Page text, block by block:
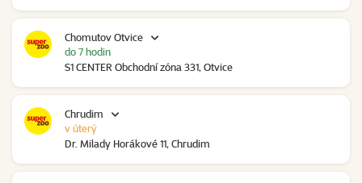
Chomutov Otvice
S1 CENTER Obchodní zóna 331, Otvice
do 7 hodin
Chrudim
Dr. Milady Horákové 11, Chrudim
v úterý